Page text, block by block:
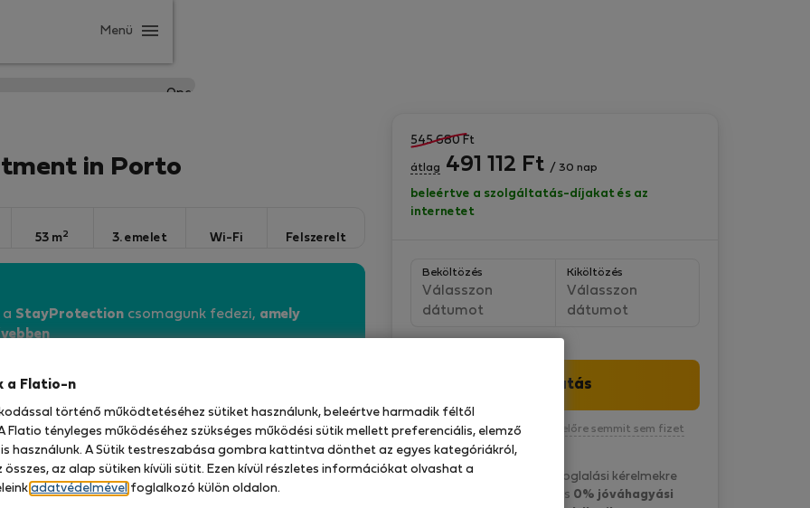
Menü
in Porto
53 m2 3. emelet Wi-Fi Felszerelt
a StayProtection csomagunk fedezi, amely
lakás a Rua do Campinho utcában, Porto
545 680 Ft
átlag 491 112 Ft / 30 nap
beleértve a szolgáltatás-díjakat és az
internetet
Beköltözés
Válasszon
dátumot
Kiköltözés
Válasszon
dátumot
Folytatás
Kötelezettség nélkül, egyelőre semmit sem fizet
Tiago F. általában a foglalási kérelmekre
és 0% jóváhagyási
a Flatio-n
történő működtetéséhez sütiket használunk, beleértve harmadik féltől
Flatio tényleges működéséhez szükséges működési sütik mellett preferenciális, elemző
használunk. A Sütik testreszabása gombra kattintva dönthet az egyes kategóriákról,
az alap sütiken kívüli sütit. Ezen kívül részletes információkat olvashat a
adatvédelmével foglalkozó külön oldalon.